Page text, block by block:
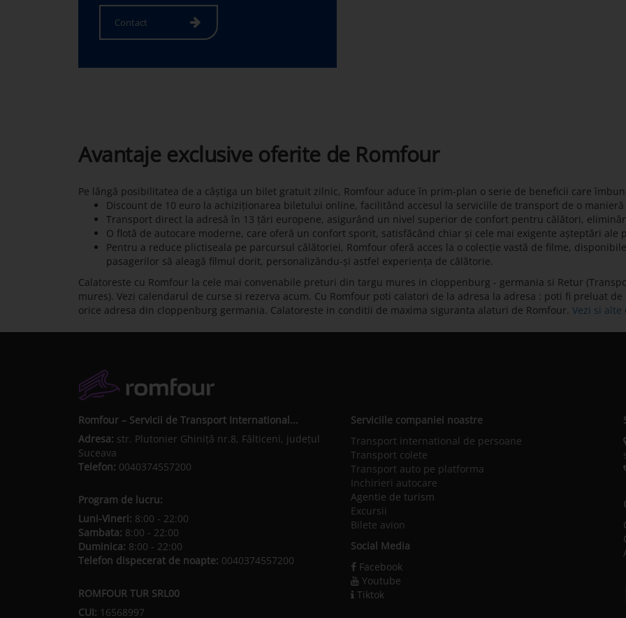
Contact
Avantaje exclusive oferite de Romfour
Pe lângă posibilitatea de a câștiga un bilet gratuit zilnic, Romfour aduce în prim-plan o serie de beneficii care
Discount de 10 euro la achiziționarea biletului online, facilitând accesul la serviciile de transport de o
Transport direct la adresă în 13 țări europene, asigurând un nivel superior de confort pentru călători,
O flotă de autocare moderne, care oferă un confort sporit, satisfăcând chiar și cele mai exigente așteptări ale
Pentru a reduce plictiseala pe parcursul călătoriei, Romfour oferă acces la o colecție vastă de filme,
pasagerilor să aleagă filmul dorit, personalizându-și astfel experiența de călătorie.
Calatoreste cu Romfour la cele mai convenabile preturi din targu mures in cloppenburg - germania si Retur
mures). Vezi calendarul de curse si rezerva acum. Cu Romfour poti calatori de la adresa la adresa : poti fi preluat
orice adresa din cloppenburg germania. Calatoreste in conditii de maxima siguranta alaturi de Romfour. Vezi si
Romfour – Servicii de Transport International...
Adresa: str. Plutonier Ghiniţă nr.8, Fălticeni, judeţul
Suceava
Telefon: 0040374557200
Program de lucru:
Luni-Vineri: 8:00 - 22:00
Sambata: 8:00 - 22:00
Duminica: 8:00 - 22:00
Telefon dispecerat de noapte: 0040374557200
ROMFOUR TUR SRL00
CUI: 16568997
Serviciile companiei noastre
Transport international de persoane
Transport colete
Transport auto pe platforma
Inchirieri autocare
Agentie de turism
Excursii
Bilete avion
Social Media
Facebook
Youtube
Tiktok